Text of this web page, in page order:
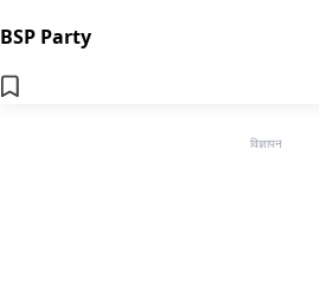
BSP Party
विज्ञापन